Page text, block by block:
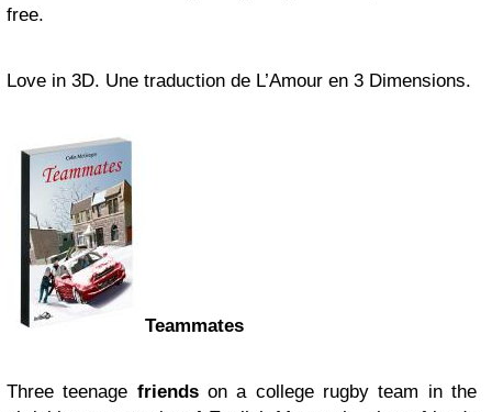
free.
Love in 3D. Une traduction de L’Amour en 3 Dimensions.
Teammates
Three teenage friendson a college rugby team in the